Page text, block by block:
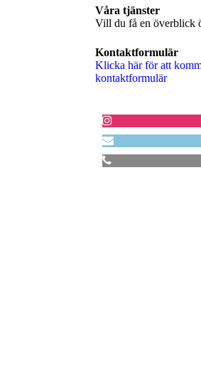
Våra tjänster
Vill du få en överblick
Kontaktformulär
Klicka här för att
kontaktformulär